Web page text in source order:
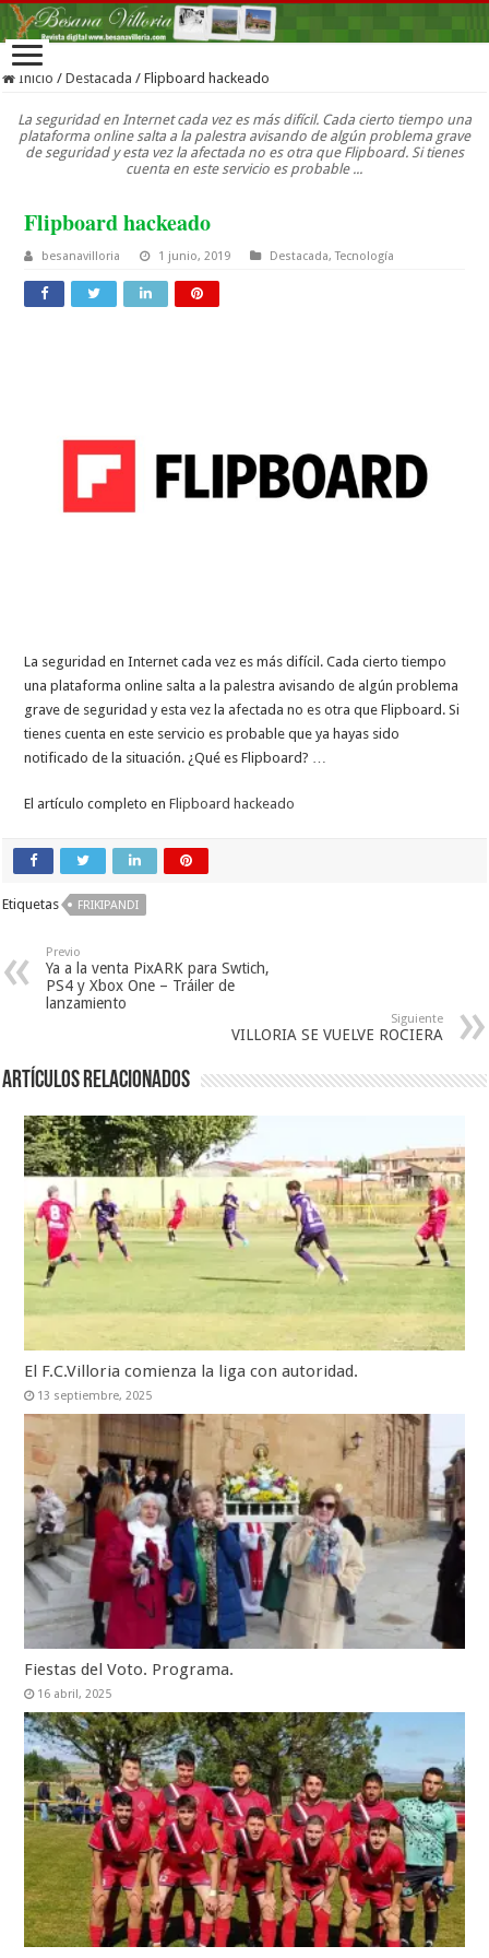
Inicio / Destacada / Flipboard hackeado
La seguridad en Internet cada vez es más difícil. Cada cierto tiempo una
plataforma online salta a la palestra avisando de algún problema grave
de seguridad y esta vez la afectada no es otra que Flipboard. Si tienes
cuenta en este servicio es probable ...
Flipboard hackeado
besanavilloria 1 junio, 2019 Destacada,Tecnología
La seguridad en Internet cada vez es más difícil. Cada cierto tiempo
una plataforma online salta a la palestra avisando de algún problema
grave de seguridad y esta vez la afectada no es otra que Flipboard. Si
tienes cuenta en este servicio es probable que ya hayas sido
notificado de la situación. ¿Qué es Flipboard? …
El artículo completo enFlipboard hackeado
Etiquetas FRIKIPANDI
Previo
Ya a la venta PixARK para Swtich,
PS4 y Xbox One – Tráiler de
lanzamiento
Siguiente
VILLORIA SE VUELVE ROCIERA
Artículos relacionados
El F.C.Villoria comienza la liga con autoridad.
13 septiembre, 2025
Fiestas del Voto. Programa.
16 abril, 2025